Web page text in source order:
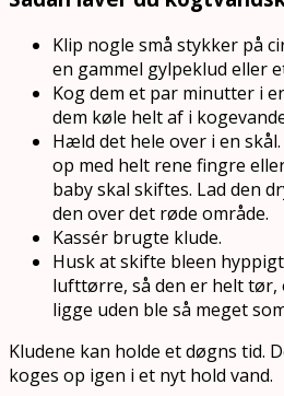
Klip nogle små stykker på
en gammel gylpeklud eller
Kog dem et par minutter i
dem køle helt af i
Hæld det hele over i en
op med helt rene fingre
baby skal skiftes. Lad den
den over det røde område.
Kassér brugte klude.
Husk at skifte bleen
lufttørre, så den er helt tør,
ligge uden ble så meget
Kludene kan holde et døgns tid.
koges op igen i et nyt hold vand.